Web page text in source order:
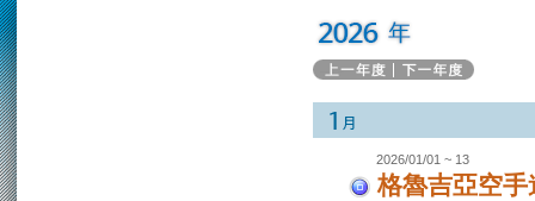
2026/01/01 ~ 13
格魯吉亞空